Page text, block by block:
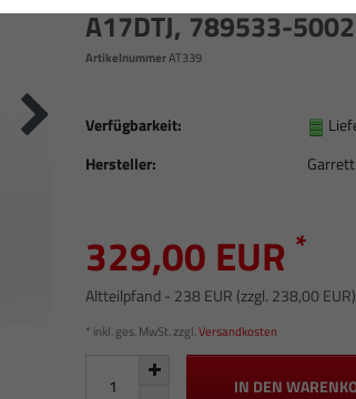
A17DTJ, 789533-
ArtikelnummerAT339
Verfügbarkeit:
Hersteller:
Garrett
329,00 EUR *
Altteilpfand - 238 EUR (zzgl. 238,00
* inkl. ges. MwSt. zzgl.Versandkosten
IN DEN